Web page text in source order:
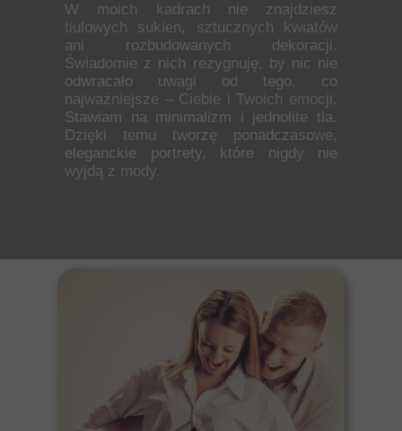
W moich kadrach nie znajdziesz
tiulowych sukien, sztucznych kwiatów
ani rozbudowanych dekoracji.
Świadomie z nich rezygnuję, by nic nie
odwracało uwagi od tego, co
najważniejsze – Ciebie i Twoich emocji.
Stawiam na minimalizm i jednolite tła.
Dzięki temu tworzę ponadczasowe,
eleganckie portrety, które nigdy nie
wyjdą z mody.